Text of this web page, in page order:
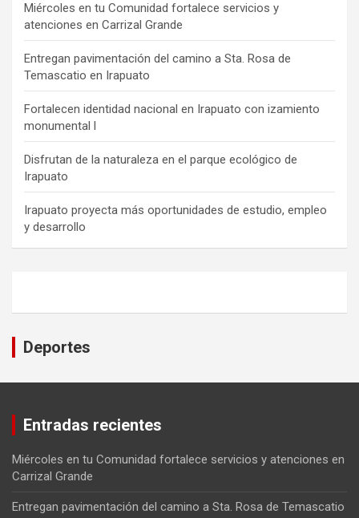
Miércoles en tu Comunidad fortalece servicios y
atenciones en Carrizal Grande
Entregan pavimentación del camino a Sta. Rosa de
Temascatio en Irapuato
Fortalecen identidad nacional en Irapuato con izamiento
monumental l
Disfrutan de la naturaleza en el parque ecológico de
Irapuato
Irapuato proyecta más oportunidades de estudio, empleo
y desarrollo
Deportes
Entradas recientes
Miércoles en tu Comunidad fortalece servicios y atenciones en
Carrizal Grande
Entregan pavimentación del camino a Sta. Rosa de Temascatio